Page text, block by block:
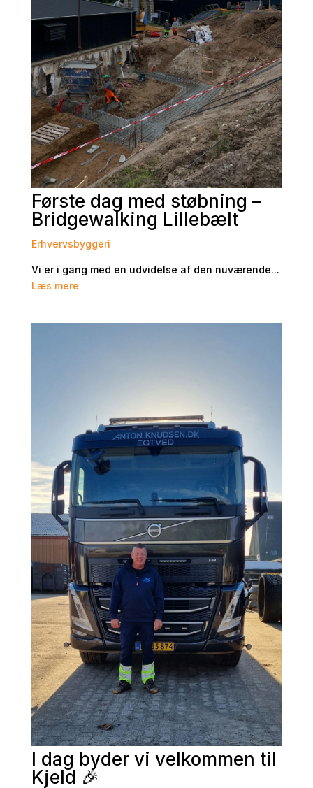
Første dag med støbning –
Bridgewalking Lillebælt
Erhvervsbyggeri
Vi er i gang med en udvidelse af den nuværende...
Læs mere
I dag byder vi velkommen til
Kjeld 🎉